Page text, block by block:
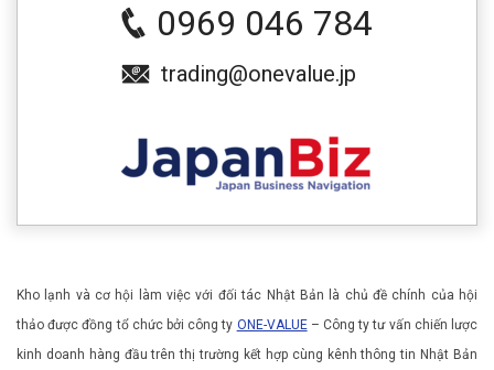
0969 046 784
trading@onevalue.jp
Kho lạnh và cơ hội làm việc với đối tác Nhật Bản là chủ đề chính của hội
thảo được đồng tổ chức bởi công ty ONE-VALUE– Công ty tư vấn chiến lược
kinh doanh hàng đầu trên thị trường kết hợp cùng kênh thông tin Nhật Bản